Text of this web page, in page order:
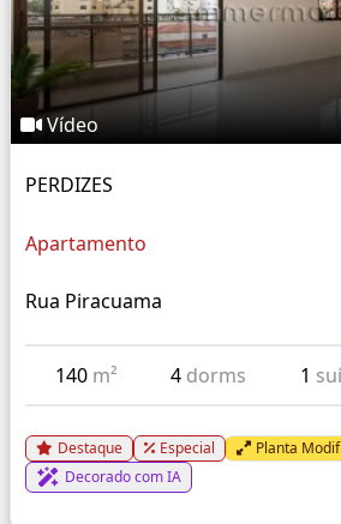
Vídeo
PERDIZES
Apartamento
Rua Piracuama
140 m² 4 dorms 1
Destaque Especial
Planta
Decorado com IA